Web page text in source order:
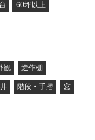
60坪以上
観 造作棚
階段・手摺 窓